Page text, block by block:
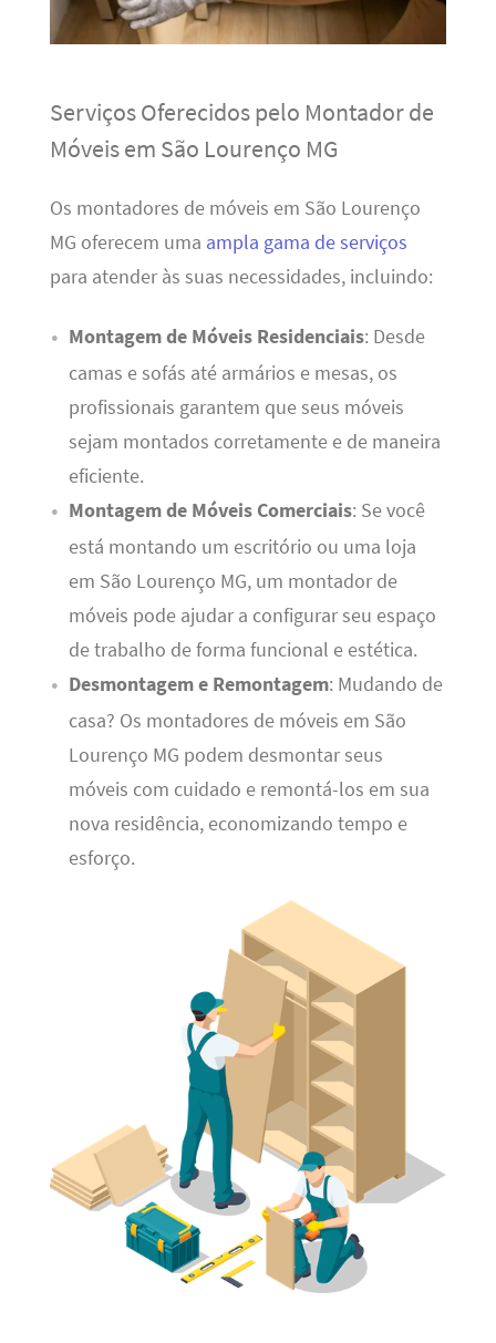
Serviços Oferecidos pelo Montador de
Móveis em São Lourenço MG
Os montadores de móveis em São Lourenço
MG oferecem uma ampla gama de serviços
para atender às suas necessidades, incluindo:
Montagem de Móveis Residenciais: Desde
camas e sofás até armários e mesas, os
profissionais garantem que seus móveis
sejam montados corretamente e de maneira
eficiente.
Montagem de Móveis Comerciais: Se você
está montando um escritório ou uma loja
em São Lourenço MG, um montador de
móveis pode ajudar a configurar seu espaço
de trabalho de forma funcional e estética.
Desmontagem e Remontagem: Mudando de
casa? Os montadores de móveis em São
Lourenço MG podem desmontar seus
móveis com cuidado e remontá-los em sua
nova residência, economizando tempo e
esforço.